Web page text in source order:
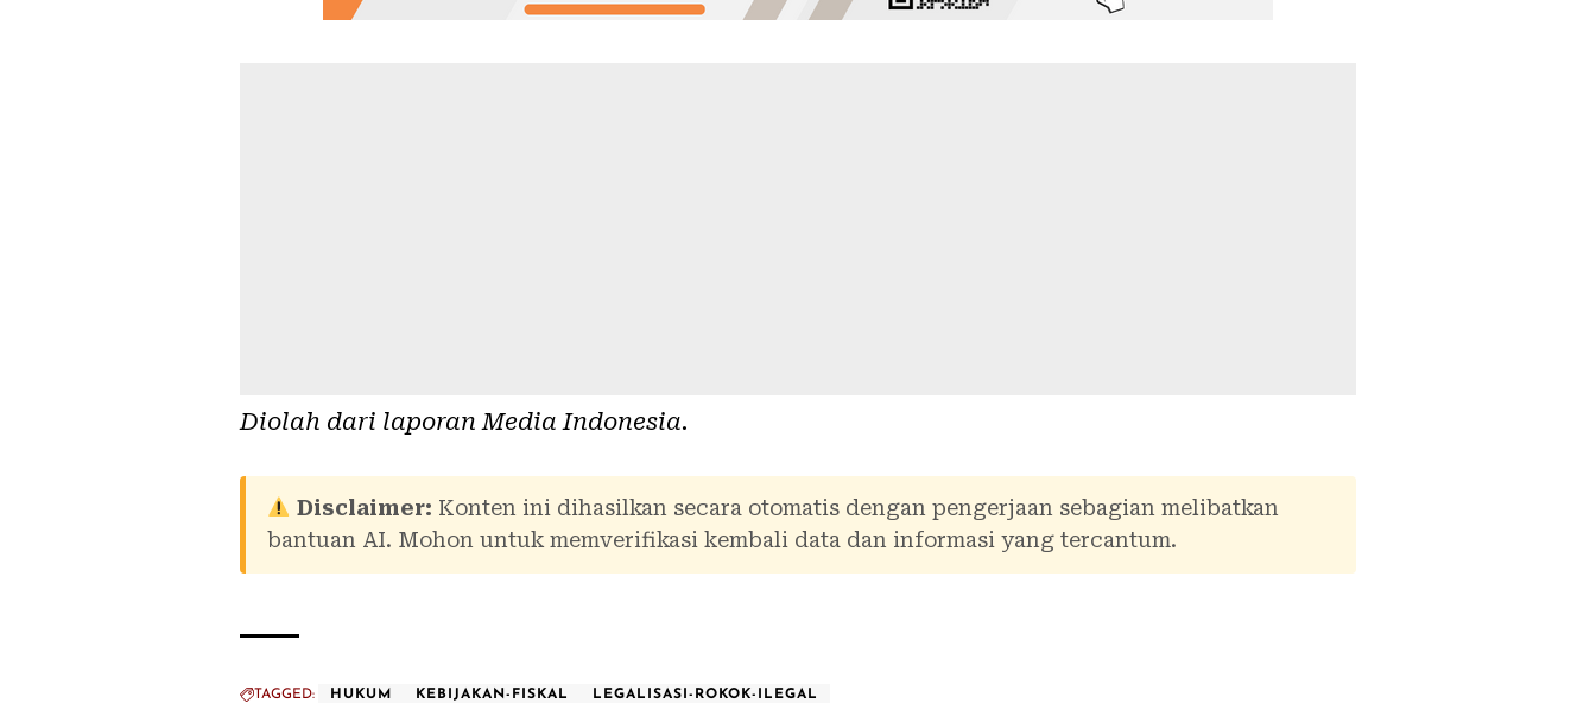
Diolah dari laporanMedia Indonesia.
Disclaimer: Konten ini dihasilkan secara otomatis dengan pengerjaan sebagian melibatkan
bantuan AI. Mohon untuk memverifikasi kembali data dan informasi yang tercantum.
TAGGED: HUKUM KEBIJAKAN-FISKAL LEGALISASI-ROKOK-ILEGAL